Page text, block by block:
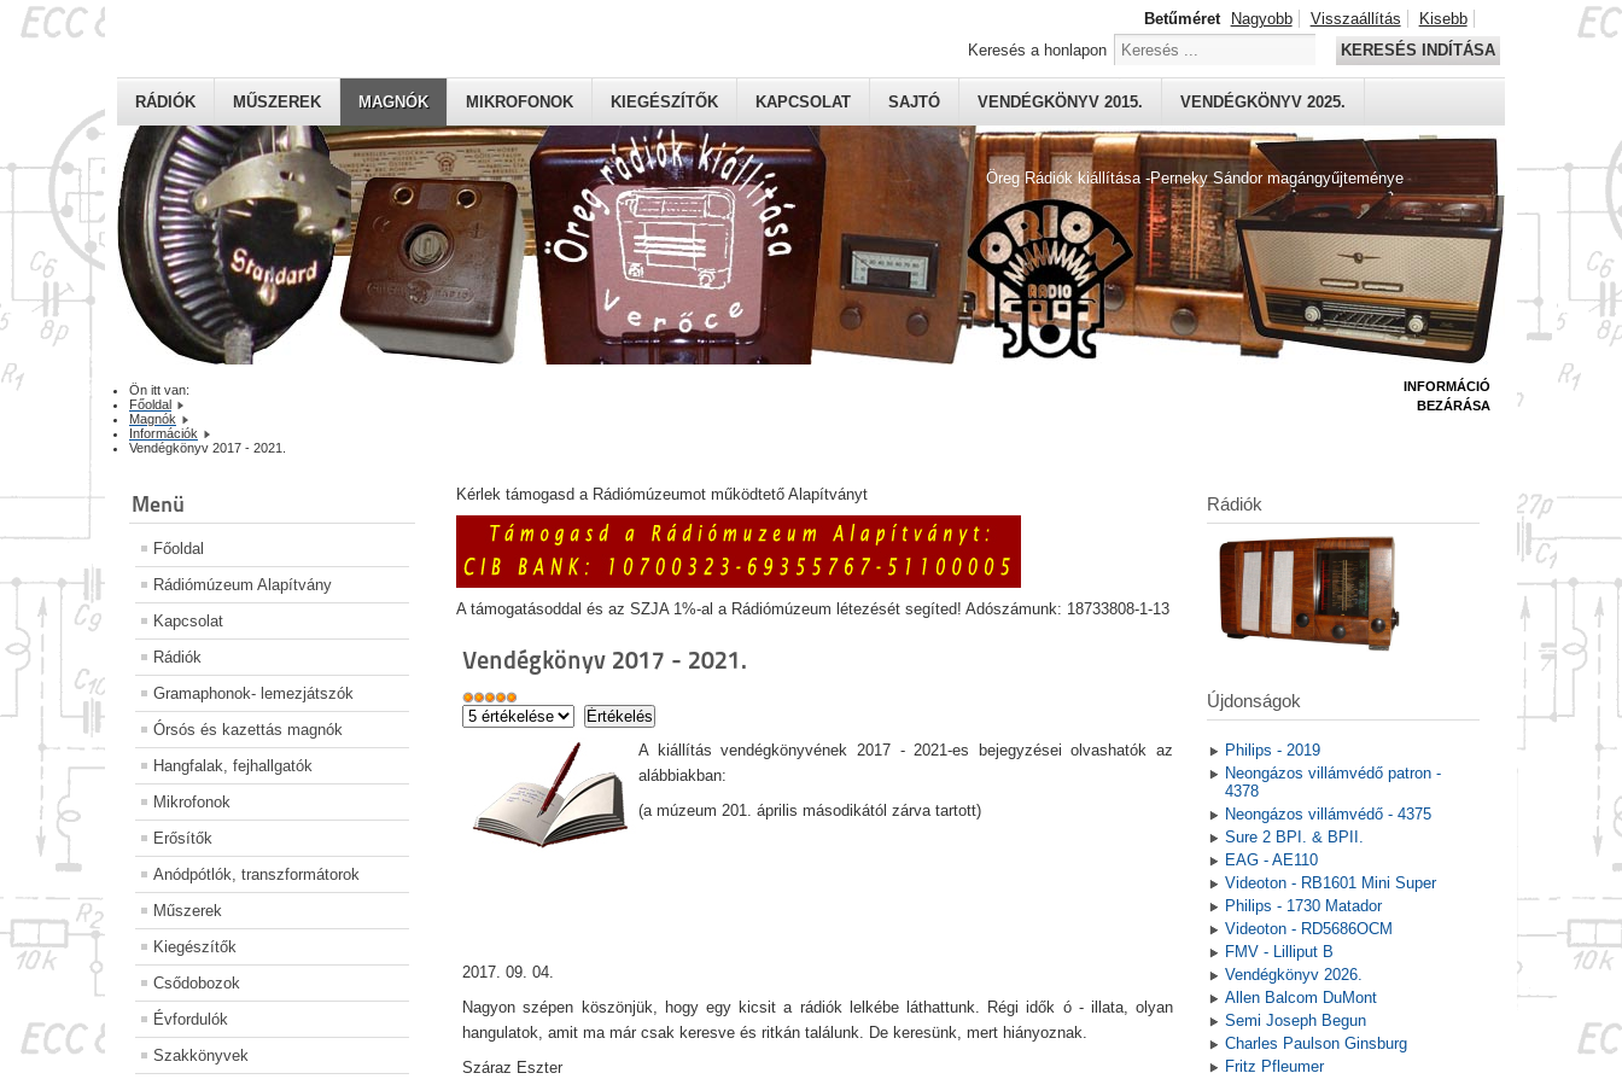
Öreg Rádiók kiállítása -Perneky Sándor magángyűjteménye
RÁDIÓK MŰSZEREK MAGNÓK MIKROFONOK KIEGÉSZÍTŐK KAPCSOLAT SAJTÓ VENDÉGKÖNYV 2015. VENDÉGKÖNYV 2025.
Betűméret Nagyobb Visszaállítás
Kisebb
Keresés a honlapon
KERESÉS INDÍTÁSA
Ön itt van:
Főoldal
Magnók
Információk
Vendégkönyv 2017 - 2021.
Menü
Főoldal
Rádiómúzeum Alapítvány
Kapcsolat
Rádiók
Gramaphonok- lemezjátszók
Órsós és kazettás magnók
Hangfalak, fejhallgatók
Mikrofonok
Erősítők
Anódpótlók, transzformátorok
Műszerek
Kiegészítők
Csődobozok
Évfordulók
Szakkönyvek
Kérlek támogasd a Rádiómúzeumot működtető Alapítványt
A támogatásoddal és az SZJA 1%-al a Rádiómúzeum létezését segíted! Adószámunk: 18733808-1-13
Vendégkönyv 2017 - 2021.
A kiállítás vendégkönyvének 2017 - 2021-es bejegyzései olvashatók az
alábbiakban:
(a múzeum 201. április másodikától zárva tartott)
2017. 09. 04.
Nagyon szépen köszönjük, hogy egy kicsit a rádiók lelkébe láthattunk. Régi idők ó - illata, olyan
hangulatok, amit ma már csak keresve és ritkán találunk. De keresünk, mert hiányoznak.
Száraz Eszter
INFORMÁCIÓ
BEZÁRÁSA
Rádiók
Újdonságok
Philips - 2019
Neongázos villámvédő patron -
4378
Neongázos villámvédő - 4375
Sure 2 BPI. & BPII.
EAG - AE110
Videoton - RB1601 Mini Super
Philips - 1730 Matador
Videoton - RD5686OCM
FMV - Lilliput B
Vendégkönyv 2026.
Allen Balcom DuMont
Semi Joseph Begun
Charles Paulson Ginsburg
Fritz Pfleumer